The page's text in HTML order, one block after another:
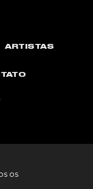
ARTISTAS
os